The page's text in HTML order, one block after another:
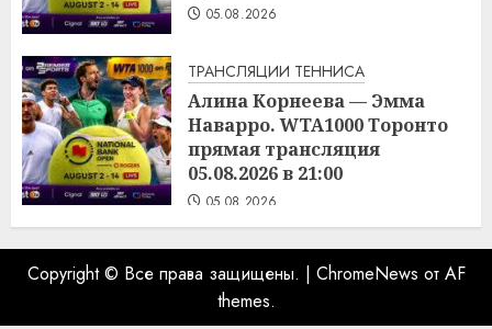
05.08.2026
ТРАНСЛЯЦИИ ТЕННИСА
Алина Корнеева — Эмма
Наварро. WTA1000 Торонто
прямая трансляция
05.08.2026 в 21:00
05.08.2026
Copyright © Все права защищены. | ChromeNews от AF
themes.